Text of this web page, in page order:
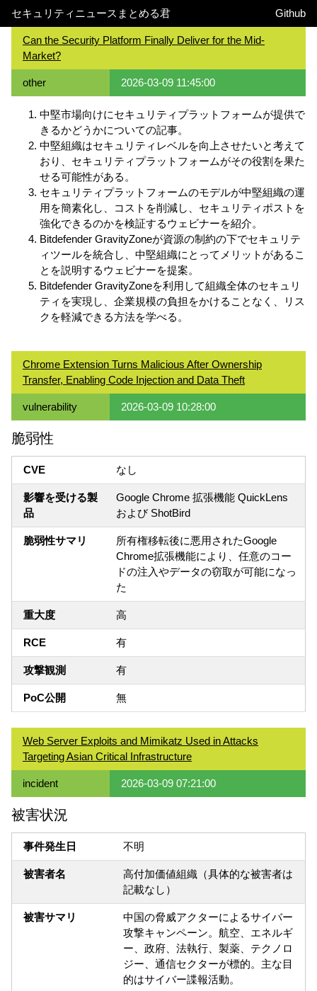
セキュリティニュースまとめる君 Github
Can the Security Platform Finally Deliver for the Mid-
Market?
other 2026-03-09 11:45:00
中堅市場向けにセキュリティプラットフォームが提供で
きるかどうかについての記事。
中堅組織はセキュリティレベルを向上させたいと考えて
おり、セキュリティプラットフォームがその役割を果た
せる可能性がある。
セキュリティプラットフォームのモデルが中堅組織の運
用を簡素化し、コストを削減し、セキュリティポストを
強化できるのかを検証するウェビナーを紹介。
Bitdefender GravityZoneが資源の制約の下でセキュリテ
ィツールを統合し、中堅組織にとってメリットがあるこ
とを説明するウェビナーを提案。
Bitdefender GravityZoneを利用して組織全体のセキュリ
ティを実現し、企業規模の負担をかけることなく、リス
クを軽減できる方法を学べる。
Chrome Extension Turns Malicious After Ownership
Transfer, Enabling Code Injection and Data Theft
vulnerability 2026-03-09 10:28:00
脆弱性
CVE なし
影響を受ける製
品
Google Chrome 拡張機能 QuickLens
および ShotBird
脆弱性サマリ
所有権移転後に悪用されたGoogle
Chrome拡張機能により、任意のコー
ドの注入やデータの窃取が可能になっ
た
重大度 高
RCE 有
攻撃観測 有
PoC公開 無
Web Server Exploits and Mimikatz Used in Attacks
Targeting Asian Critical Infrastructure
incident 2026-03-09 07:21:00
被害状況
事件発生日 不明
被害者名
高付加価値組織（具体的な被害者は
記載なし）
被害サマリ
中国の脅威アクターによるサイバー
攻撃キャンペーン。航空、エネルギ
ー、政府、法執行、製薬、テクノロ
ジー、通信セクターが標的。主な目
的はサイバー諜報活動。